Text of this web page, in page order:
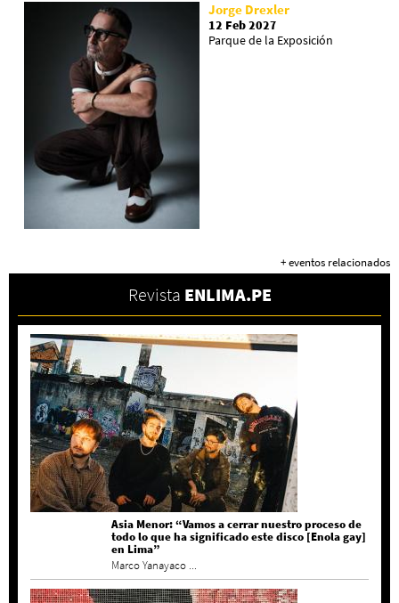
Jorge Drexler
12 Feb 2027
Parque de la Exposición
+ eventos relacionados
Revista ENLIMA.PE
Asia Menor: “Vamos a cerrar nuestro proceso de
todo lo que ha significado este disco [Enola gay]
en Lima”
Marco Yanayaco ...